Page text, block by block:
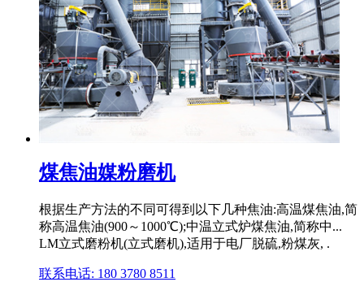
煤焦油媒粉磨机
根据生产方法的不同可得到以下几种焦油:高温煤焦油,简
称高温焦油(900～1000℃);中温立式炉煤焦油,简称中...
LM立式磨粉机(立式磨机),适用于电厂脱硫,粉煤灰, .
联系电话: 180 3780 8511